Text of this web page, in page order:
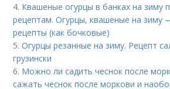
4. Квашеные огурцы в банках на зиму
рецептам. Огурцы, квашеные на зиму
рецепты (как бочковые)
5.Огурцы резанные на зиму. Рецепт
грузински
6. Можно ли садить чеснок после
сажать чеснок после моркови и